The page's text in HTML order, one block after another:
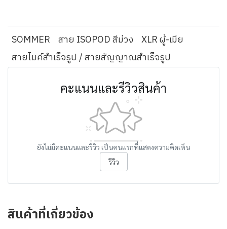
SOMMER สาย ISOPOD สีม่วง XLR ผู้-เมีย
สายไมค์สำเร็จรูป / สายสัญญาณสำเร็จรูป
คะแนนและรีวิวสินค้า
ยังไม่มีคะแนนและรีวิว เป็นคนแรกที่แสดงความคิดเห็น
รีวิว
สินค้าที่เกี่ยวข้อง